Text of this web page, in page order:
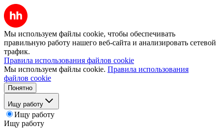
Мы используем файлы cookie, чтобы обеспечивать
правильную работу нашего веб-сайта и анализировать сетевой
трафик.
Правила использования файлов cookie
Мы используем файлы cookie. Правила использования
файлов cookie
Понятно
Ищу работу
Ищу работу
Ищу работу